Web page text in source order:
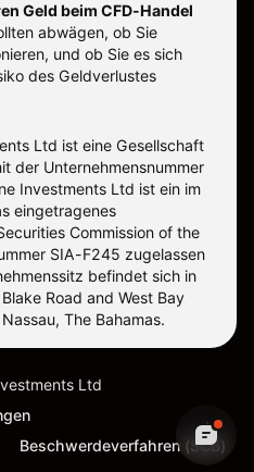
Geld beim CFD-Handel
abwägen, ob Sie
und ob Sie es sich
des Geldverlustes
Ltd ist eine Gesellschaft
der Unternehmensnummer
Investments Ltd ist ein im
eingetragenes
Commission of the
SIA-F245 zugelassen
befindet sich in
Road and West Bay
The Bahamas.
Ltd
Beschwerdeverfahren (SCB)